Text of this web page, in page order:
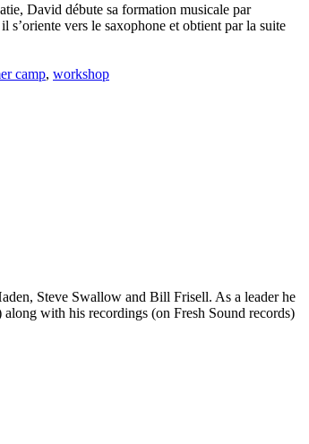
David débute sa formation musicale par
s’oriente vers le saxophone et obtient par la suite
camp, workshop
Steve Swallow and Bill Frisell. As a leader he
with his recordings (on Fresh Sound records)